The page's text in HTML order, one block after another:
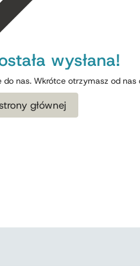
wysłana!
nas. Wkrótce otrzymasz od nas
głównej